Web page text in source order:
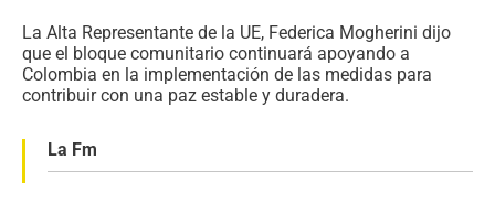
La Alta Representante de la UE, Federica Mogherini dijo
que el bloque comunitario continuará apoyando a
Colombia en la implementación de las medidas para
contribuir con una paz estable y duradera.
La Fm